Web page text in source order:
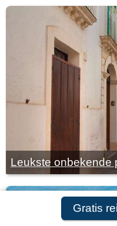
Gratis
Leukste onbekende